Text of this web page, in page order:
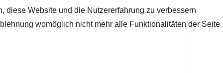
diese Website und die Nutzererfahrung zu verbessern
womöglich nicht mehr alle Funktionalitäten der Seite